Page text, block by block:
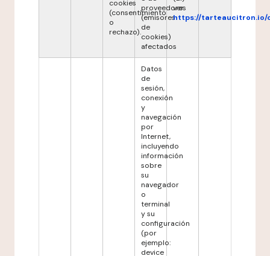
cookies
(consentimiento
o
rechazo).
proveedores
(emisores
de
cookies)
afectados
ver
https://tarteaucitron.io/
Datos
de
sesión,
conexión
y
navegación
por
Internet,
incluyendo
información
sobre
su
navegador
o
terminal
y su
configuración
(por
ejemplo:
device